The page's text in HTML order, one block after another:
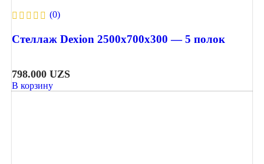
(0)
Стеллаж Dexion 2500х700х300 — 5 полок
798.000 UZS
В корзину